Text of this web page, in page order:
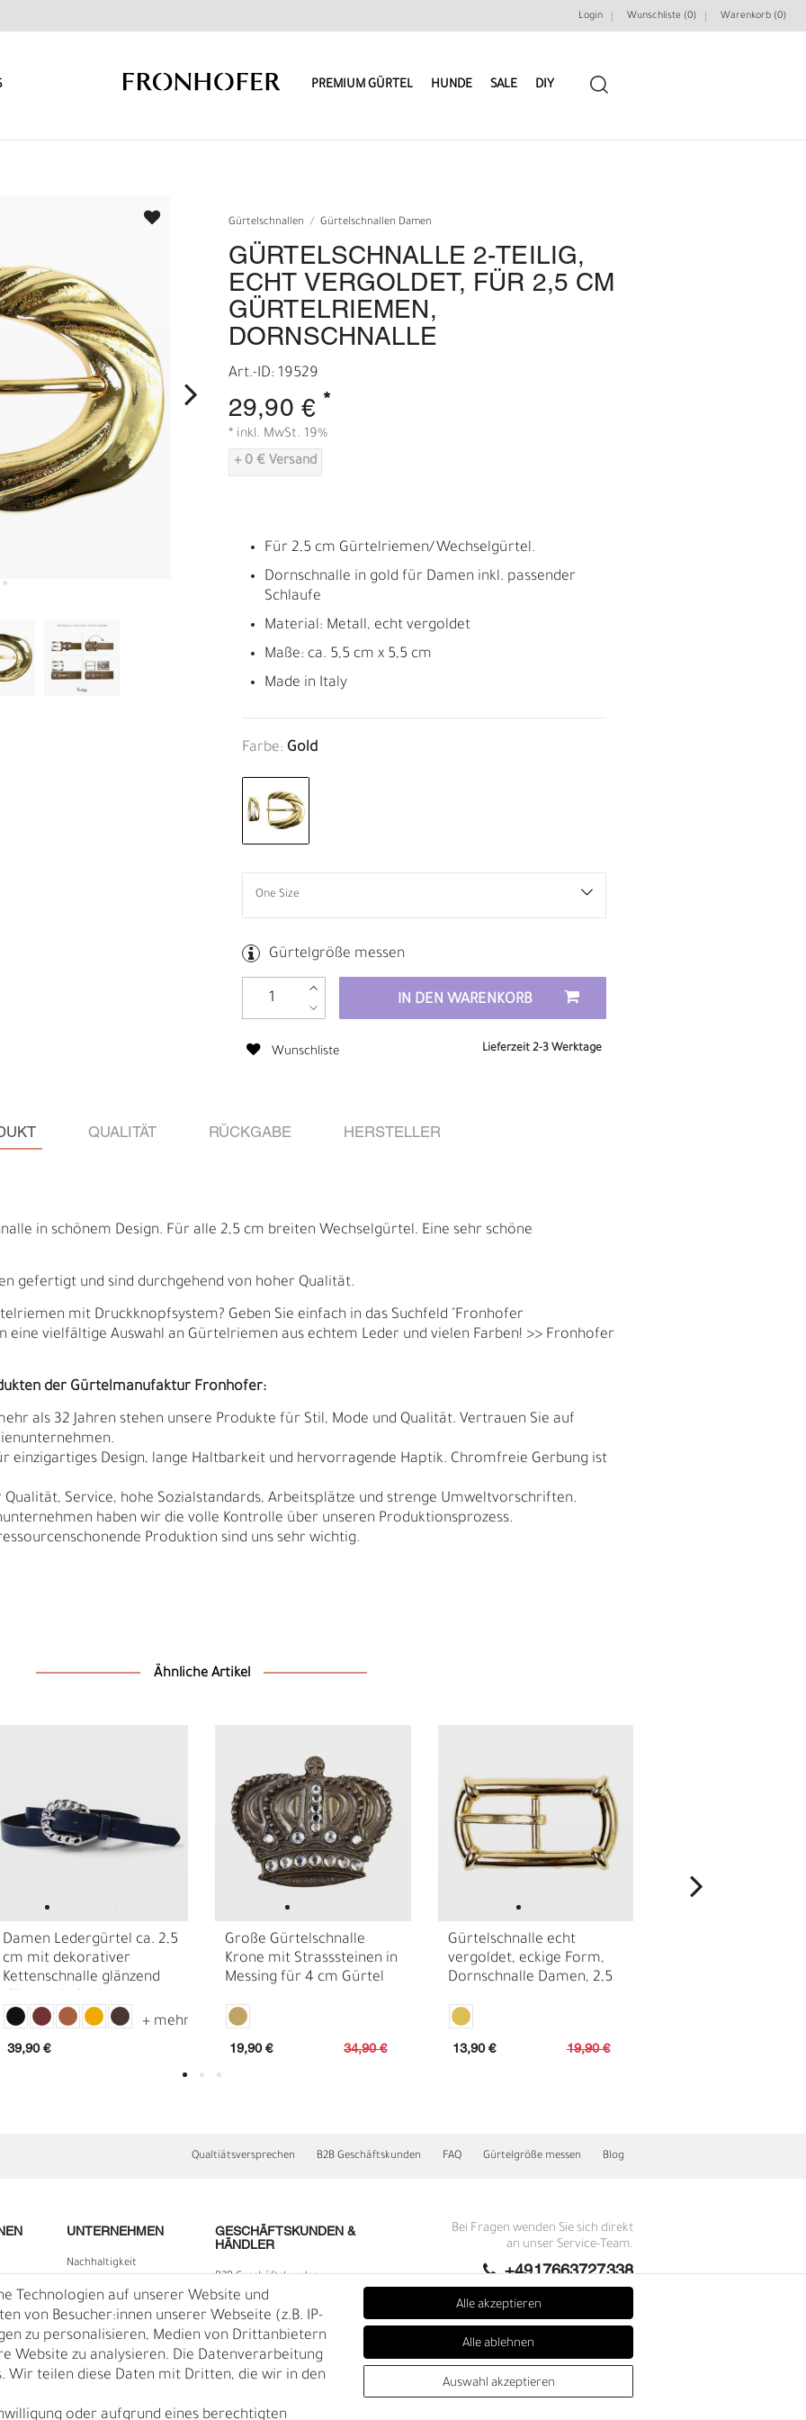
Login Wunschliste (0) Warenkorb (0)
Ä
PREMIUM GÜRTEL HUNDE
E
I
SALE DIY
LEDERRIEMEN
GÜRTELBAUSÄTZE
Gürtelschnallen Gürtelschnallen Damen
GÜRTELSCHNALLE 2-TEILIG,
ECHT VERGOLDET, FÜR 2,5 CM
GÜRTELRIEMEN,
DORNSCHNALLE
Art.-ID: 19529
29,90 € *
* inkl. MwSt. 19%
+ 0 € Versand
Für 2,5 cm Gürtelriemen/Wechselgürtel.
Dornschnalle in gold für Damen inkl. passender
Schlaufe
Material: Metall, echt vergoldet
Maße: ca. 5,5 cm x 5,5 cm
Made in Italy
Farbe: Gold
Gürtelgröße messen
IN DEN WARENKORB
Wunschliste Lieferzeit 2-3 Werktage
QUALITÄT RÜCKGABE HERSTELLER
in schönem Design. Für alle 2,5 cm breiten Wechselgürtel. Eine sehr schöne
gefertigt und sind durchgehend von hoher Qualität.
mit Druckknopfsystem? Geben Sie einfach in das Suchfeld "Fronhofer
eine vielfältige Auswahl an Gürtelriemen aus echtem Leder und vielen Farben! >> Fronhofer
der Gürtelmanufaktur Fronhofer:
als 32 Jahren stehen unsere Produkte für Stil, Mode und Qualität. Vertrauen Sie auf
einzigartiges Design, lange Haltbarkeit und hervorragende Haptik. Chromfreie Gerbung ist
Service, hohe Sozialstandards, Arbeitsplätze und strenge Umweltvorschriften.
haben wir die volle Kontrolle über unseren Produktionsprozess.
Produktion sind uns sehr wichtig.
Ähnliche Artikel
Damen Ledergürtel ca. 2,5
cm mit dekorativer
Kettenschnalle glänzend
39,90 €
Große Gürtelschnalle
Krone mit Strasssteinen in
Messing für 4 cm Gürtel
34,90 €
19,90 €
Gürtelschnalle echt
vergoldet, eckige Form,
Dornschnalle Damen, 2,5
19,90 €
13,90 €
Qualtiätsversprechen B2B Geschäftskunden FAQ Gürtelgröße messen Blog
UNTERNEHMEN
Nachhaltigkeit
Kontakt
Über uns
Rückgabe
Gürtelgröße messen
GESCHÄFTSKUNDEN &
HÄNDLER
B2B Geschäftskunden
Bei Fragen wenden Sie sich direkt
an unser Service-Team.
+4917663727338
Montag - Freitag, 09:00 - 14:00
info@fronhofer.com
Gürtelmanufaktur Fronhofer,
93053 Regensburg, Nelkenweg 3b
Technologien auf unserer Website und
von Besucher:innen unserer Webseite (z.B. IP-
zu personalisieren, Medien von Drittanbietern
Website zu analysieren. Die Datenverarbeitung
Wir teilen diese Daten mit Dritten, die wir in den
oder aufgrund eines berechtigten
Alle akzeptieren
Alle ablehnen
Auswahl akzeptieren